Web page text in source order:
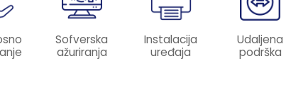
Sofverska
ažuriranja
Instalacija
uređaja
Udaljena
podrška